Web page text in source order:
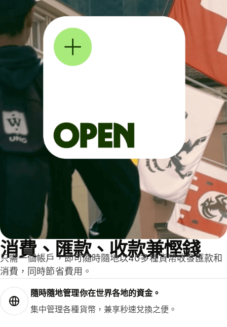
消費、匯款、收款兼慳錢
只需一個帳戶，即可隨時隨地以40多種貨幣收發匯款和
消費，同時節省費用。
隨時隨地管理你在世界各地的資金。
集中管理各種貨幣，兼享秒速兌換之便。